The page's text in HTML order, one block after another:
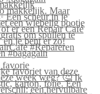
favorie